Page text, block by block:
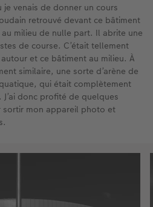
je venais de donner un cours
retrouvé devant ce bâtiment
milieu de nulle part. Il abrite une
de course. C’était tellement
et ce bâtiment au milieu. À
similaire, une sorte d’arène de
qui était complètement
donc profité de quelques
mon appareil photo et